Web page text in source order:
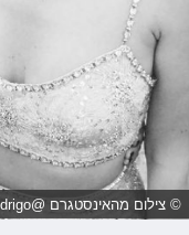
© צילום מהאינסטגרם @oliviarodrigo